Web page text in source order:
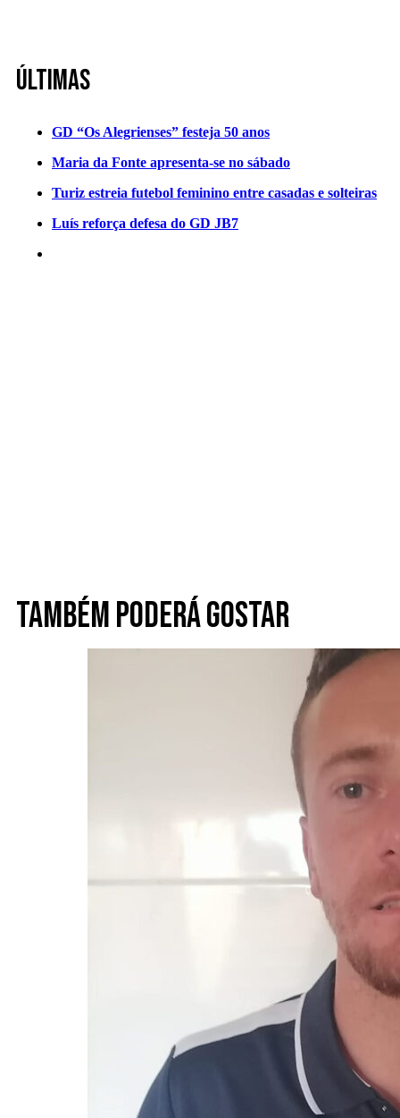
Últimas
GD “Os Alegrienses” festeja 50 anos
Maria da Fonte apresenta-se no sábado
Turiz estreia futebol feminino entre casadas e solteiras
Luís reforça defesa do GD JB7
Também poderá gostar